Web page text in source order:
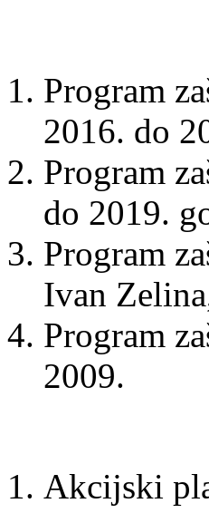
Program
2016. do
Program
do 2019.
Program
Ivan
Program
2009.
Akcijski